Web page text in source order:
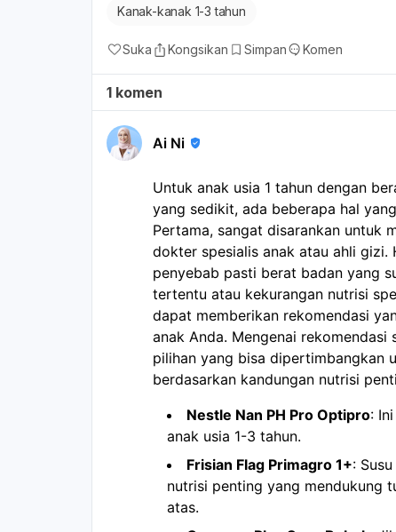
Kanak-kanak 1-3 tahun
Suka Kongsikan Simpan Komen
1 komen
Ai Ni
Untuk anak usia 1 tahun dengan
yang sedikit, ada beberapa hal
Pertama, sangat disarankan untuk
dokter spesialis anak atau ahli gizi.
penyebab pasti berat badan yang
tertentu atau kekurangan nutrisi
dapat memberikan rekomendasi
anak Anda. Mengenai
pilihan yang bisa dipertimbangkan
berdasarkan kandungan nutrisi
Nestle Nan PH Pro Optipro:
anak usia 1-3 tahun.
Frisian Flag Primagro 1+:
nutrisi penting yang mendukung
atas.